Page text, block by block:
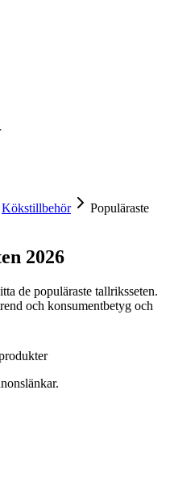
Kökstillbehör
Populäraste
2026
de populäraste tallriksseten.
och konsumentbetyg och